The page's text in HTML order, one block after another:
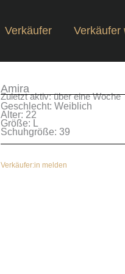
Verkäufer Verkäufer
Amira
Zuletzt aktiv: über eine Woche
Geschlecht: Weiblich
Alter: 22
Größe: L
Schuhgröße: 39
Verkäufer:in melden